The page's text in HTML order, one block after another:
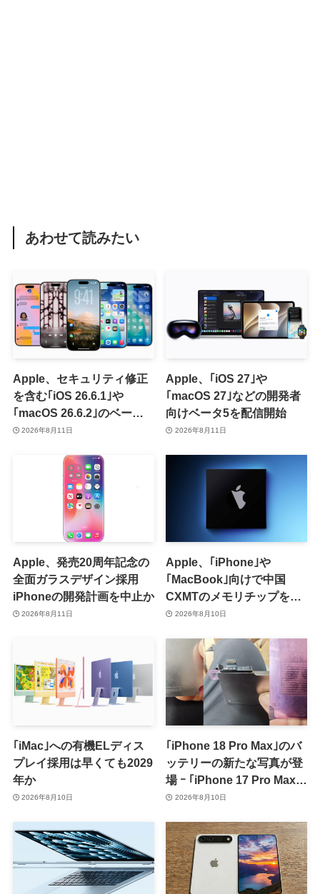
あわせて読みたい
Apple、セキュリティ修正
を含む｢iOS 26.6.1｣や
｢macOS 26.6.2｣のベータ
版を配信開始
2026年8月11日
Apple、｢iOS 27｣や
｢macOS 27｣などの開発者
向けベータ5を配信開始
2026年8月11日
Apple、発売20周年記念の
全面ガラスデザイン採用
iPhoneの開発計画を中止か
2026年8月11日
Apple、｢iPhone｣や
｢MacBook｣向けで中国
CXMTのメモリチップをテ
スト
2026年8月10日
｢iMac｣への有機ELディス
プレイ採用は早くても2029
年か
2026年8月10日
｢iPhone 18 Pro Max｣のバ
ッテリーの新たな写真が登
場 ｰ ｢iPhone 17 Pro Max｣
からの容量増加を確認
2026年8月10日